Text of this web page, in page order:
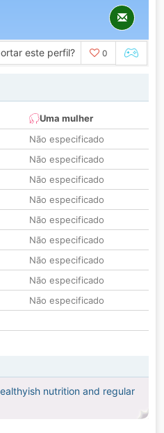
este perfil? 0
Uma mulher
Não especificado
Não especificado
Não especificado
Não especificado
Não especificado
Não especificado
Não especificado
Não especificado
Não especificado
nutrition and regular